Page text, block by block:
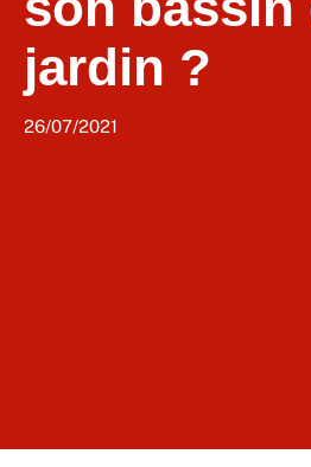
jardin ?
26/07/2021